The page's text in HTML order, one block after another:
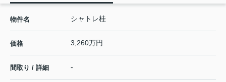
物件名 シャトレ桂
価格 3,260万円
間取り / 詳細 -